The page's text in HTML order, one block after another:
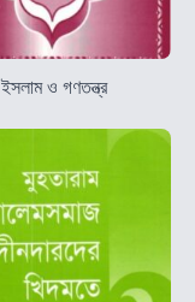
ইসলাম ও গণতন্ত্র